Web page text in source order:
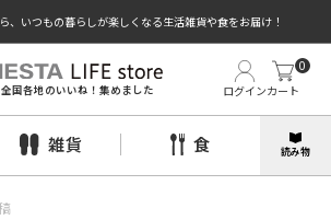
、いつもの暮らしが楽しくなる生活雑貨や食をお届け！
全国各地のいいね！集めました ログインカート
0
雑貨 食 読み物